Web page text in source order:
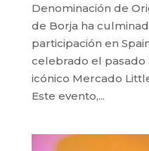
Denominación de
de Borja ha
participación en
celebrado el
icónico Mercado
Este evento,...